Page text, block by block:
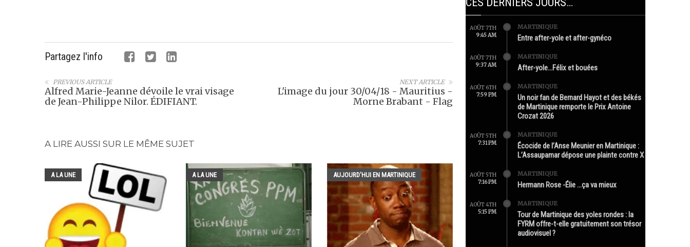
Partagez l'info
NEXT ARTICLE
L'image du jour 30/04/18 - Mauritius -
Morne Brabant - Flag
PREVIOUS ARTICLE
Alfred Marie-Jeanne dévoile le vrai visage
de Jean-Philippe Nilor. ÉDIFIANT.
A LIRE AUSSI SUR LE MÊME SUJET
A LA UNE A LA UNE AUJOURD'HUI EN MARTINIQUE
AOÛT 7TH
9:45 AM
MARTINIQUE
Entre after-yole et after-gynéco
AOÛT 7TH
9:37 AM
MARTINIQUE
After-yole…Félix et bouées
AOÛT 6TH
7:59 PM
MARTINIQUE
Un noir fan de Bernard Hayot et des békés
de Martinique remporte le Prix Antoine
Crozat 2026
AOÛT 5TH
7:31 PM
MARTINIQUE
Écocide de l’Anse Meunier en Martinique :
L’Assaupamar dépose une plainte contre X
AOÛT 5TH
7:16 PM
MARTINIQUE
Hermann Rose -Élie …ça va mieux
AOÛT 4TH
5:15 PM
MARTINIQUE
Tour de Martinique des yoles rondes : la
FYRM offre-t-elle gratuitement son trésor
audiovisuel ?